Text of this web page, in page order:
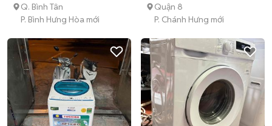
Q. Bình Tân
P. Bình Hưng Hòa mới
Quận 8
P. Chánh Hưng mới